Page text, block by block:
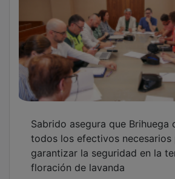
Sabrido asegura que Brihuega
todos los efectivos necesarios
garantizar la seguridad en la
floración de lavanda